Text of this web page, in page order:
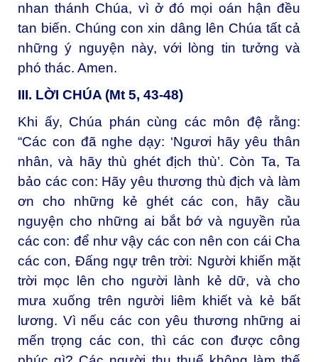
nhan thánh Chúa, vì ở đó mọi oán hận đều
tan biến. Chúng con xin dâng lên Chúa tất cả
những ý nguyện này, với lòng tin tưởng và
phó thác. Amen.
III. LỜI CHÚA (Mt 5, 43-48)
Khi ấy, Chúa phán cùng các môn đệ rằng:
“Các con đã nghe dạy: ‘Ngươi hãy yêu thân
nhân, và hãy thù ghét địch thù’. Còn Ta, Ta
bảo các con: Hãy yêu thương thù địch và làm
ơn cho những kẻ ghét các con, hãy cầu
nguyện cho những ai bắt bớ và nguyền rủa
các con: để như vậy các con nên con cái Cha
các con, Ðấng ngự trên trời: Người khiến mặt
trời mọc lên cho người lành kẻ dữ, và cho
mưa xuống trên người liêm khiết và kẻ bất
lương. Vì nếu các con yêu thương những ai
mến trọng các con, thì các con được công